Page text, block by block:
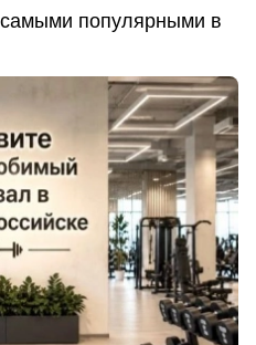
самыми популярными в